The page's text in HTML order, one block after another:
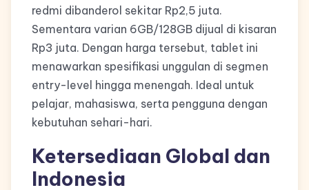
redmi dibanderol sekitar Rp2,5 juta.
Sementara varian 6GB/128GB dijual di kisaran
Rp3 juta. Dengan harga tersebut, tablet ini
menawarkan spesifikasi unggulan di segmen
entry-level hingga menengah. Ideal untuk
pelajar, mahasiswa, serta pengguna dengan
kebutuhan sehari-hari.
Ketersediaan Global dan
Indonesia